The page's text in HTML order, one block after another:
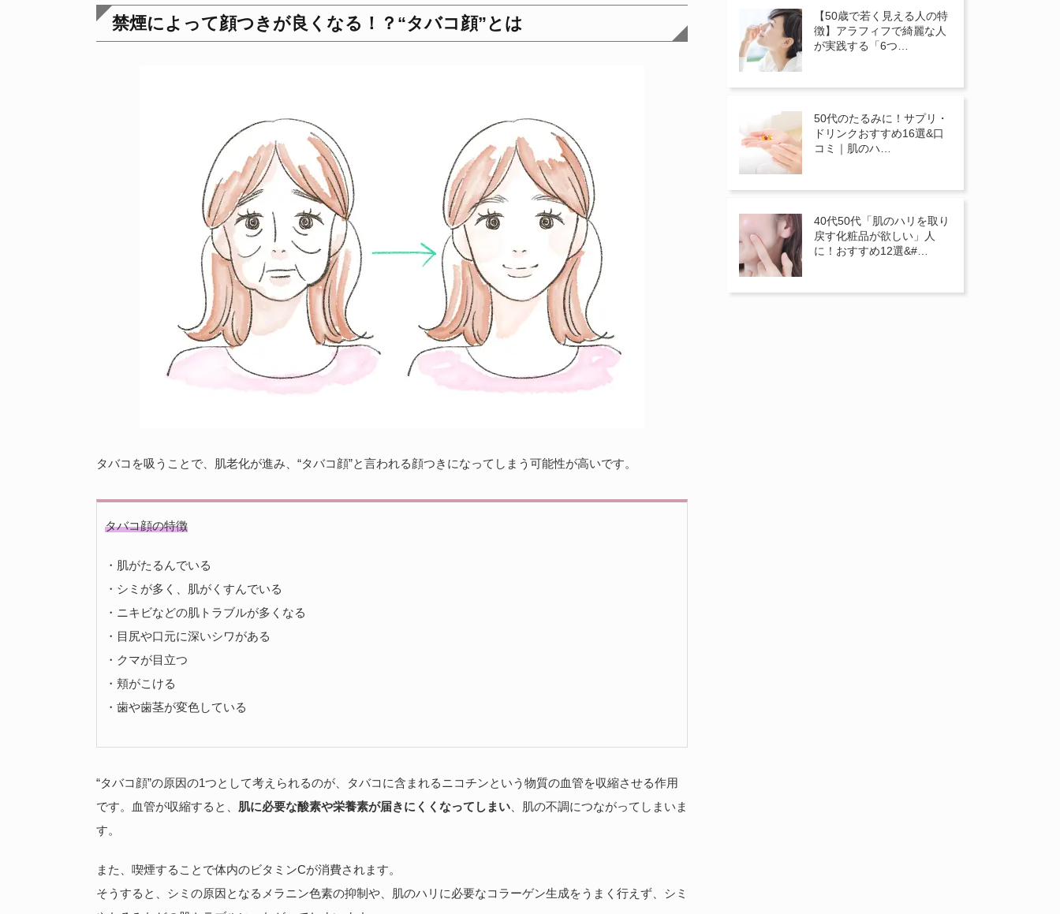
禁煙によって顔つきが良くなる！？“タバコ顔”とは
タバコを吸うことで、肌老化が進み、“タバコ顔”と言われる顔つきになってしまう可能性が高いです。
タバコ顔の特徴
・肌がたるんでいる
・シミが多く、肌がくすんでいる
・ニキビなどの肌トラブルが多くなる
・目尻や口元に深いシワがある
・クマが目立つ
・頬がこける
・歯や歯茎が変色している
“タバコ顔”の原因の1つとして考えられるのが、タバコに含まれるニコチンという物質の血管を収縮させる作用
です。血管が収縮すると、 肌に必要な酸素や栄養素が届きにくくなってしまい 、肌の不調につながってしまいま
す。
また、喫煙することで体内のビタミンCが消費されます。
そうすると、シミの原因となるメラニン色素の抑制や、肌のハリに必要なコラーゲン生成をうまく行えず、シミ
【50歳で若く見える人の特
徴】アラフィフで綺麗な人
が実践する「6つ…
50代のたるみに！サプリ・
ドリンクおすすめ16選&口
コミ｜肌のハ…
40代50代「肌のハリを取り
戻す化粧品が欲しい」人
に！おすすめ12選&#…